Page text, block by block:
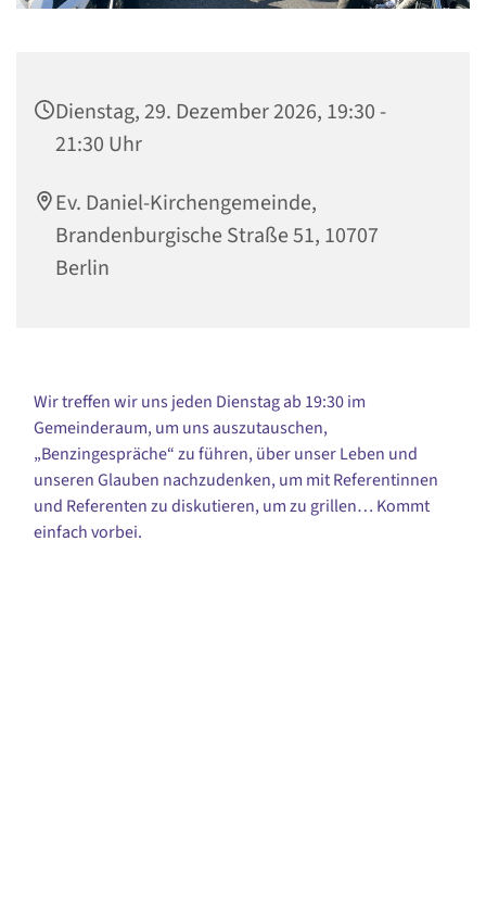
Dienstag, 29. Dezember 2026, 19:30 -
21:30 Uhr
Ev. Daniel-Kirchengemeinde,
Brandenburgische Straße 51, 10707
Berlin
Wir treffen wir uns jeden Dienstag ab 19:30 im
Gemeinderaum, um uns auszutauschen,
„Benzingespräche“ zu führen, über unser Leben und
unseren Glauben nachzudenken, um mit Referentinnen
und Referenten zu diskutieren, um zu grillen… Kommt
einfach vorbei.